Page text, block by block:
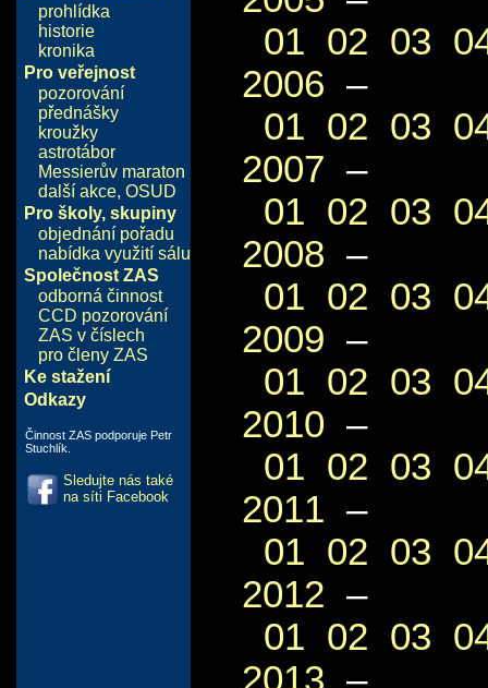
prohlídka
historie
kronika
Pro veřejnost
pozorování
přednášky
kroužky
astrotábor
Messierův maraton
další akce, OSUD
Pro školy, skupiny
objednání pořadu
nabídka využití sálu
Společnost ZAS
odborná činnost
CCD pozorování
ZAS v číslech
pro členy ZAS
Ke stažení
Odkazy
Činnost ZAS podporuje Petr
Stuchlík.
Sledujte nás také
na síti Facebook
01 02 03
2006 –
01 02 03
2007 –
01 02 03
2008 –
01 02 03
2009 –
01 02 03
2010 –
01 02 03
2011 –
01 02 03
2012 –
01 02 03
2013 –